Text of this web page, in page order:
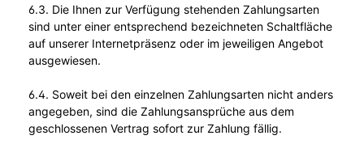
6.3. Die Ihnen zur Verfügung stehenden Zahlungsarten
sind unter einer entsprechend bezeichneten Schaltfläche
auf unserer Internetpräsenz oder im jeweiligen Angebot
ausgewiesen.
6.4. Soweit bei den einzelnen Zahlungsarten nicht anders
angegeben, sind die Zahlungsansprüche aus dem
geschlossenen Vertrag sofort zur Zahlung fällig.